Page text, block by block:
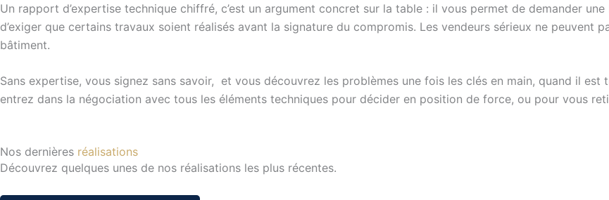
Un rapport d’expertise technique chiffré, c’est un argument concret sur la table : il vous permet de demander
d’exiger que certains travaux soient réalisés avant la signature du compromis. Les vendeurs sérieux ne
bâtiment.
Sans expertise, vous signez sans savoir, et vous découvrez les problèmes une fois les clés en main, quand il
entrez dans la négociation avec tous les éléments techniques pour décider en position de force, ou pour vous
Nos dernières réalisations
Découvrez quelques unes de nos réalisations les plus récentes.